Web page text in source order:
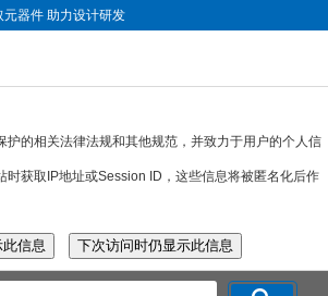
元器件 助力设计研发
护的相关法律法规和其他规范，并致力于用户的个人信
时获取IP地址或Session ID，这些信息将被匿名化后作